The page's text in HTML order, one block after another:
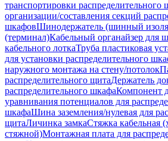
транспортировки распределительного
организации/составления секций
шкафовШинодержатель (шинный
(терминал)Кабельный органайзер для
кабельного лоткаТруба пластиковая
для установки распределительного
наружного монтажа на стену/потолок
распределительного щитаДержатель
распределительного шкафаКомпонент
уравнивания потенциалов для
шкафаШина заземления/нулевая для
щитаЛичинка замкаСтяжка кабельная
стяжной)Монтажная плата для